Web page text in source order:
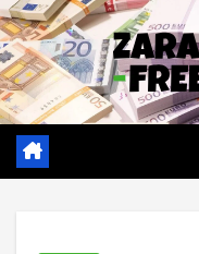
Skip
to
content